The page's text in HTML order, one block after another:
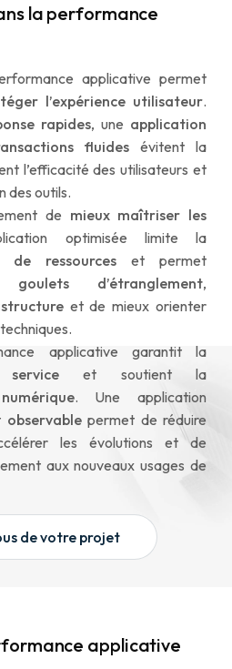
la performance
applicative permet
l’expérience utilisateur.
rapides, une application
fluides évitent la
l’efficacité des utilisateurs et
des outils.
de mieux maîtriser les
optimisée limite la
de ressources et permet
goulets d’étranglement,
et de mieux orienter
applicative garantit la
et soutient la
. Une application
observablepermet de réduire
les évolutions et de
aux nouveaux usages de
de votre projet
applicative